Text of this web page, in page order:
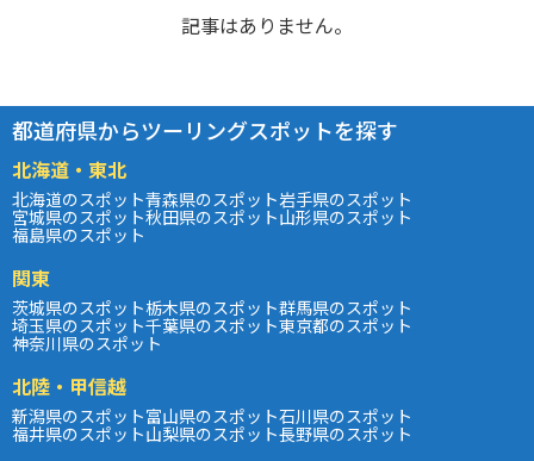
記事はありません。
都道府県からツーリングスポットを探す
北海道・東北
北海道のスポット青森県のスポット岩手県のスポット
宮城県のスポット秋田県のスポット山形県のスポット
福島県のスポット
関東
茨城県のスポット栃木県のスポット群馬県のスポット
埼玉県のスポット千葉県のスポット東京都のスポット
神奈川県のスポット
北陸・甲信越
新潟県のスポット富山県のスポット石川県のスポット
福井県のスポット山梨県のスポット長野県のスポット